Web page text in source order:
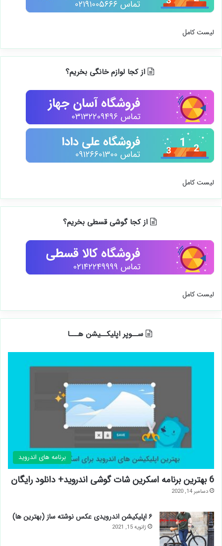
لیست کامل
از کجا لوازم خانگی بخریم؟
لیست کامل
از کجا گوشی قسطی بخریم؟
لیست کامل
ســوپر اپلیکــیشن هـــا
برنامه های اندروید
6 بهترین برنامه اسکرین شات گوشی اندروید+ دانلود رایگان
دسامبر 14, 2020
۶ اپلیکیشن اندرویدی عکس نوشته ساز (بهترین ها)
ژانویه 15, 2021